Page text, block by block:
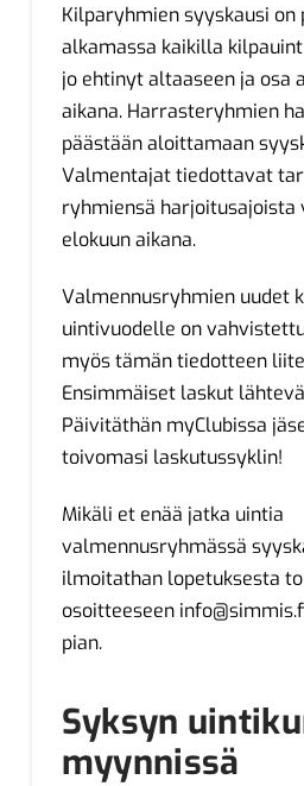
Kilparyhmien syyskausi on
alkamassa kaikilla
jo ehtinyt altaaseen ja osa
aikana. Harrasteryhmien
päästään aloittamaan
Valmentajat tiedottavat
ryhmiensä harjoitusajoista
elokuun aikana.
Valmennusryhmien uudet
uintivuodelle on
myös tämän tiedotteen
Ensimmäiset laskut
Päivitäthän myClubissa
toivomasi laskutussyklin!
Mikäli et enää jatka uintia
valmennusryhmässä
ilmoitathan lopetuksesta
osoitteeseen
pian.
Syksyn
myynnissä